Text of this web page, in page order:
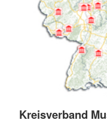
Kreisverband